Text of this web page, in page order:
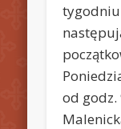
od godz.